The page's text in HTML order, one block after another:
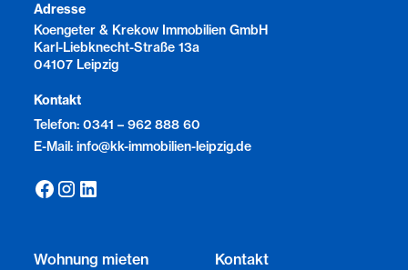
Adresse
Koengeter & Krekow Immobilien GmbH
Karl-Liebknecht-Straße 13a
04107 Leipzig
Kontakt
Telefon: 0341 – 962 888 60
E-Mail: info@kk-immobilien-leipzig.de
Wohnung mieten
Kontakt